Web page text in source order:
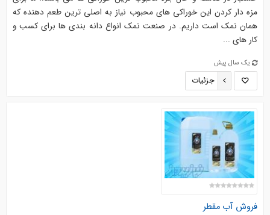
مزه دار کردن این خوراکی های محبوب نیاز به اصلی ترین طعم دهنده که
همان نمک است داریم. در صنعت نمک انواع دانه بندی ها برای کسب و
کار های ...
یک سال پیش
جزئیات
فروش آب مقطر